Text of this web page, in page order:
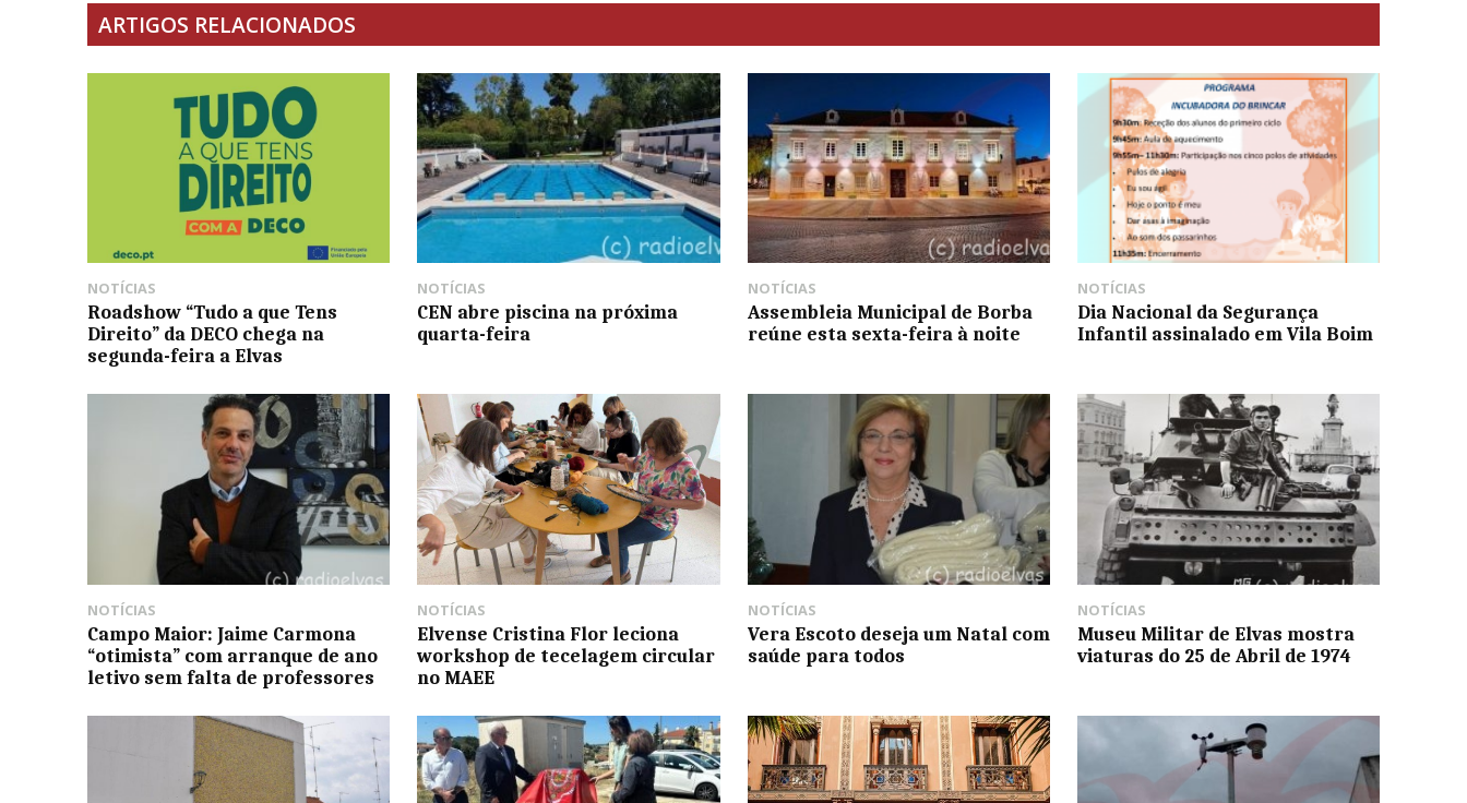
ARTIGOS RELACIONADOS
NOTÍCIAS
Roadshow “Tudo a que Tens
Direito” da DECO chega na
segunda-feira a Elvas
NOTÍCIAS
CEN abre piscina na próxima
quarta-feira
NOTÍCIAS
Assembleia Municipal de Borba
reúne esta sexta-feira à noite
NOTÍCIAS
Dia Nacional da Segurança
Infantil assinalado em Vila Boim
NOTÍCIAS
Campo Maior: Jaime Carmona
“otimista” com arranque de ano
letivo sem falta de professores
NOTÍCIAS
Elvense Cristina Flor leciona
workshop de tecelagem circular
no MAEE
NOTÍCIAS
Vera Escoto deseja um Natal com
saúde para todos
NOTÍCIAS
Museu Militar de Elvas mostra
viaturas do 25 de Abril de 1974